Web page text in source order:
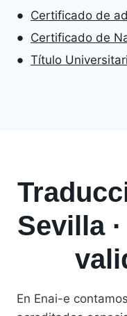
Certificado de
Certificado de
Título
Sevilla
En Enai-e